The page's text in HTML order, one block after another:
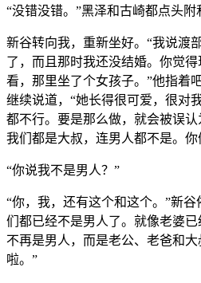
“没错没错。”黑泽和古崎都点头附
新谷转向我，重新坐好。“我说渡
了，而且那时我还没结婚。你觉得
看，那里坐了个女孩子。”他指着
继续说道，“她长得很可爱，很对
都不行。要是那么做，就会被误
我们都是大叔，连男人都不是。
“你说我不是男人？”
“你，我，还有这个和这个。”新
们都已经不是男人了。就像老婆
不再是男人，而是老公、老爸和
啦。”